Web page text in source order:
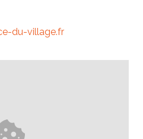
du-village.fr